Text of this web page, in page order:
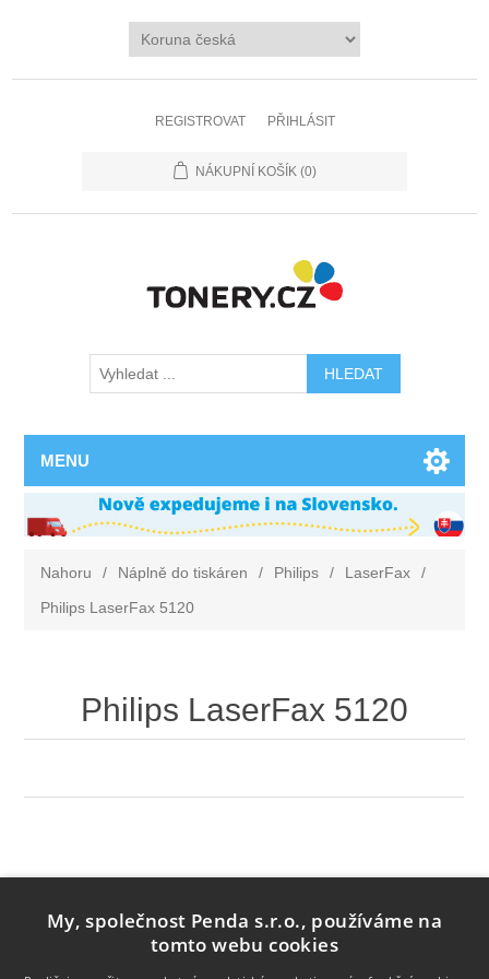
REGISTROVAT PŘIHLÁSIT
NÁKUPNÍ KOŠÍK (0)
MENU
Nahoru / Náplně do tiskáren / Philips / LaserFax
/
Philips LaserFax 5120
Philips LaserFax 5120
My, společnost Penda s.r.o., používáme na
tomto webu cookies